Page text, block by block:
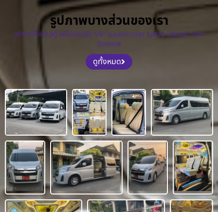
รูปภาพบางส่วนของเรา
บริการให้เช่ารถตู้ พร้อมคนขับ VIP แบบครบวงจร รถสวย บริการดี ราคา
มิตรภาพ
ดูทั้งหมด